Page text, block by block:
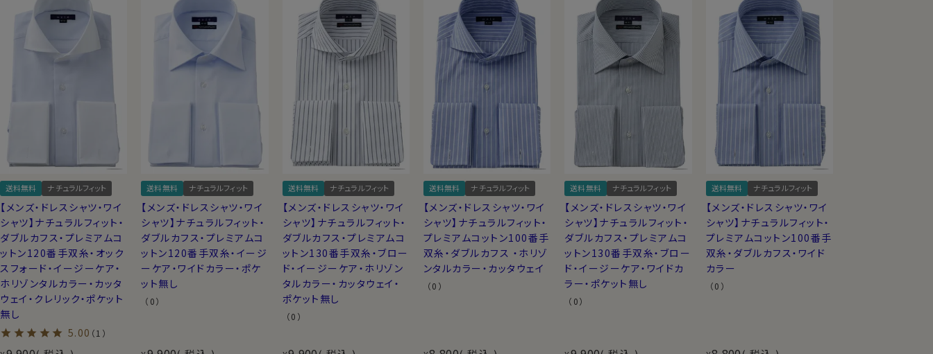
送料無料 ナチュラルフィット
【メンズ・ドレスシャツ・ワイ
シャツ】ナチュラルフィット・
ダブルカフス・プレミアムコ
ットン120番手双糸・オック
スフォード・イージーケア・
ホリゾンタルカラー・カッタ
ウェイ・クレリック・ポケット
無し
5.00 （1）
送料無料 ナチュラルフィット
【メンズ・ドレスシャツ・ワイ
シャツ】ナチュラルフィット・
ダブルカフス・プレミアムコ
ットン120番手双糸・イージ
ーケア・ワイドカラー・ポケ
ット無し
（0）
送料無料 ナチュラルフィット
【メンズ・ドレスシャツ・ワイ
シャツ】ナチュラルフィット・
ダブルカフス・プレミアムコ
ットン130番手双糸・ブロー
ド・イージーケア・ホリゾン
タルカラー・カッタウェイ・
ポケット無し
（0）
送料無料 ナチュラルフィット
【メンズ・ドレスシャツ・ワイ
シャツ】ナチュラルフィット・
プレミアムコットン100番手
双糸・ダブルカフス ・ホリゾ
ンタルカラー・カッタウェイ
（0）
送料無料 ナチュラルフィット
【メンズ・ドレスシャツ・ワイ
シャツ】ナチュラルフィット・
ダブルカフス・プレミアムコ
ットン130番手双糸・ブロー
ド・イージーケア・ワイドカ
ラー・ポケット無し
（0）
送料無料 ナチュラルフィット
【メンズ・ドレスシャツ・ワイ
シャツ】ナチュラルフィット・
プレミアムコットン100番手
双糸・ダブルカフス・ワイド
カラー
（0）